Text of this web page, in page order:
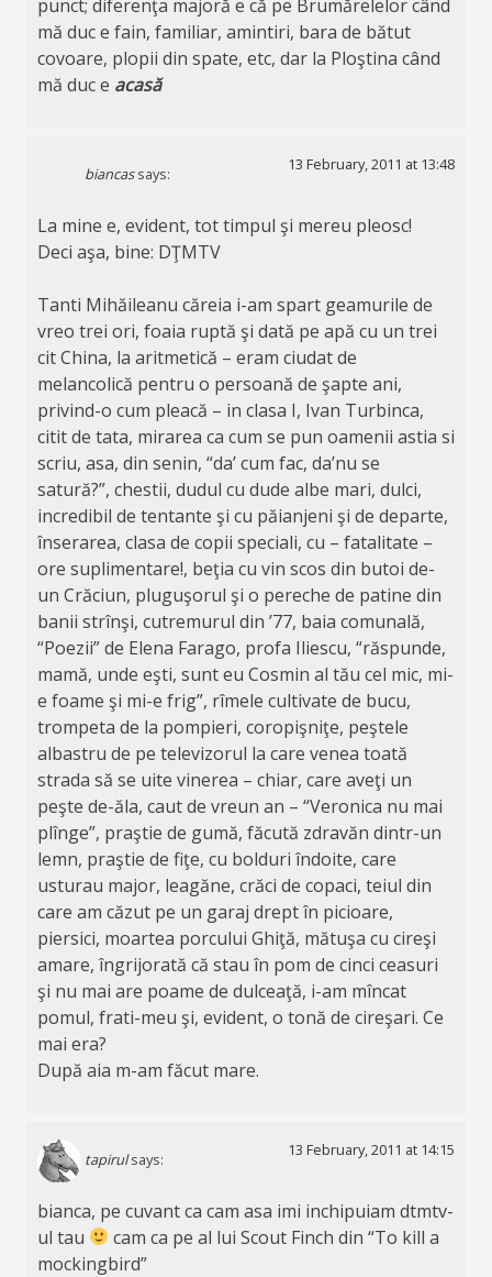
punct; diferenţa majoră e că pe Brumărelelor când
mă duc e fain, familiar, amintiri, bara de bătut
covoare, plopii din spate, etc, dar la Ploştina când
mă duc e acasă
biancas says:
13 February, 2011 at 13:48
La mine e, evident, tot timpul şi mereu pleosc!
Deci aşa, bine: DŢMTV
Tanti Mihăileanu căreia i-am spart geamurile de
vreo trei ori, foaia ruptă şi dată pe apă cu un trei
cit China, la aritmetică – eram ciudat de
melancolică pentru o persoană de şapte ani,
privind-o cum pleacă – in clasa I, Ivan Turbinca,
citit de tata, mirarea ca cum se pun oamenii astia si
scriu, asa, din senin, “da’ cum fac, da’nu se
satură?”, chestii, dudul cu dude albe mari, dulci,
incredibil de tentante şi cu păianjeni şi de departe,
înserarea, clasa de copii speciali, cu – fatalitate –
ore suplimentare!, beţia cu vin scos din butoi de-
un Crăciun, pluguşorul şi o pereche de patine din
banii strînşi, cutremurul din ’77, baia comunală,
“Poezii” de Elena Farago, profa Iliescu, “răspunde,
mamă, unde eşti, sunt eu Cosmin al tău cel mic, mi-
e foame şi mi-e frig”, rîmele cultivate de bucu,
trompeta de la pompieri, coropişniţe, peştele
albastru de pe televizorul la care venea toată
strada să se uite vinerea – chiar, care aveţi un
peşte de-ăla, caut de vreun an – “Veronica nu mai
plînge”, praştie de gumă, făcută zdravăn dintr-un
lemn, praştie de fiţe, cu bolduri îndoite, care
usturau major, leagăne, crăci de copaci, teiul din
care am căzut pe un garaj drept în picioare,
piersici, moartea porcului Ghiţă, mătuşa cu cireşi
amare, îngrijorată că stau în pom de cinci ceasuri
şi nu mai are poame de dulceaţă, i-am mîncat
pomul, frati-meu şi, evident, o tonă de cireşari. Ce
mai era?
După aia m-am făcut mare.
tapirul says:
13 February, 2011 at 14:15
bianca, pe cuvant ca cam asa imi inchipuiam dtmtv-
ul tau
cam ca pe al lui Scout Finch din “To kill a
mockingbird”